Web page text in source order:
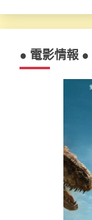
● 電影情報 ●